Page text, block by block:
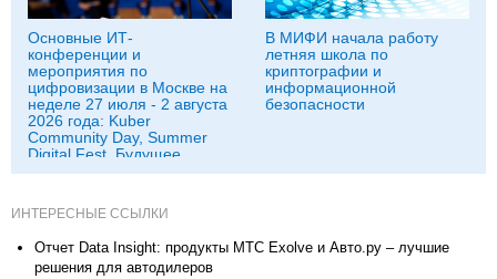
Основные ИТ-
конференции и
мероприятия по
цифровизации в Москве на
неделе 27 июля - 2 августа
2026 года: Kuber
Community Day, Summer
Digital Fest, Будущее
исследований в
В МИФИ начала работу
летняя школа по
криптографии и
информационной
безопасности
ИНТЕРЕСНЫЕ ССЫЛКИ
Отчет Data Insight: продукты МТС Exolve и Авто.ру – лучшие
решения для автодилеров